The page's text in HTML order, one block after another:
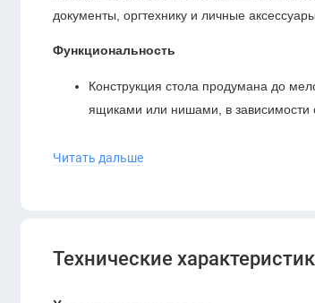
документы, оргтехнику и личные
Функциональность
Конструкция стола продумана до
ящиками или нишами, в зависимости
Читать дальше
Технические